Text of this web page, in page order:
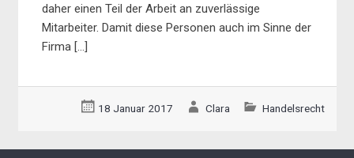
daher einen Teil der Arbeit an zuverlässige
Mitarbeiter. Damit diese Personen auch im Sinne der
Firma […]
18 Januar 2017 Clara Handelsrecht